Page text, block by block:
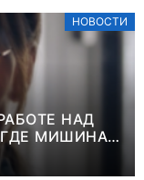
НОВОСТИ
НАД
МИШИНА В